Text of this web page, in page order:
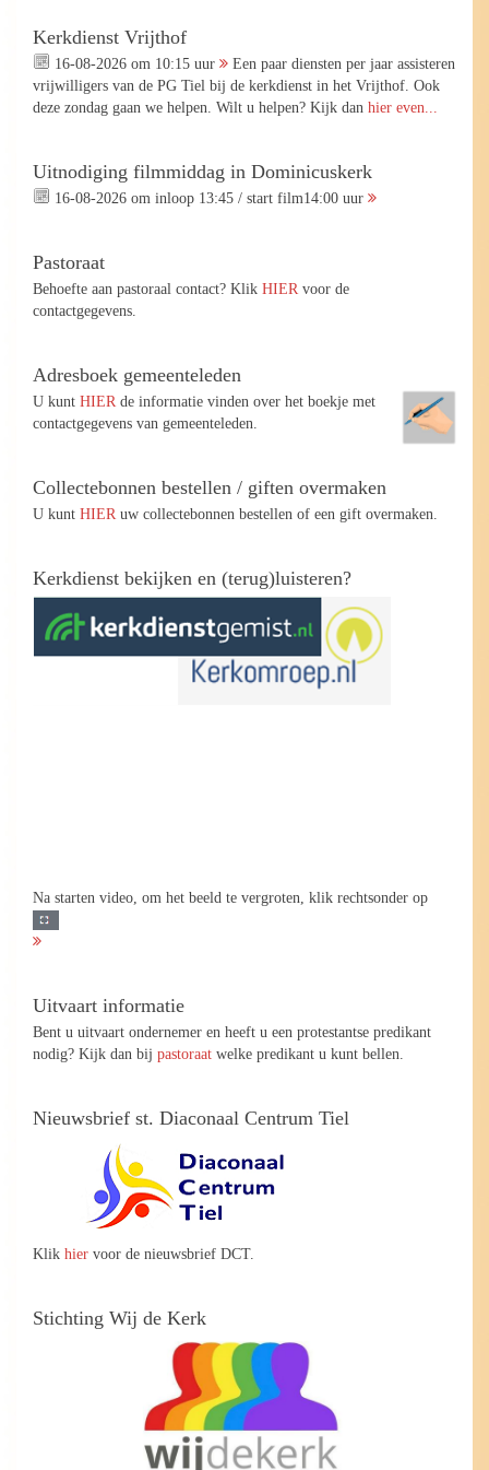
Kerkdienst Vrijthof
16-08-2026 om 10:15 uur
Een paar diensten per jaar assisteren
vrijwilligers van de PG Tiel bij de kerkdienst in het Vrijthof. Ook
deze zondag gaan we helpen. Wilt u helpen? Kijk dan hier even...
Uitnodiging filmmiddag in Dominicuskerk
16-08-2026 om inloop 13:45 / start film14:00 uur
Pastoraat
Behoefte aan pastoraal contact? Klik HIER voor de
contactgegevens.
Adresboek gemeenteleden
U kunt HIER de informatie vinden over het boekje met
contactgegevens van gemeenteleden.
Collectebonnen bestellen / giften overmaken
U kunt HIER uw collectebonnen bestellen of een gift overmaken.
Kerkdienst bekijken en (terug)luisteren?
Na starten video, om het beeld te vergroten, klik rechtsonder op
Uitvaart informatie
Bent u uitvaart ondernemer en heeft u een protestantse predikant
nodig? Kijk dan bij pastoraat welke predikant u kunt bellen.
Nieuwsbrief st. Diaconaal Centrum Tiel
Klik hier voor de nieuwsbrief DCT.
Stichting Wij de Kerk